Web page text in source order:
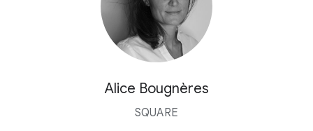
Alice Bougnères
SQUARE